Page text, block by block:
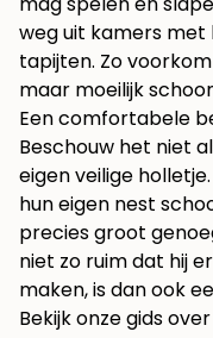
weg uit kamers
tapijten. Zo
maar moeilijk
Een comfortabele
Beschouw het niet
eigen veilige
hun eigen nest
precies groot
niet zo ruim dat hij
maken, is dan ook
Bekijk onzegids